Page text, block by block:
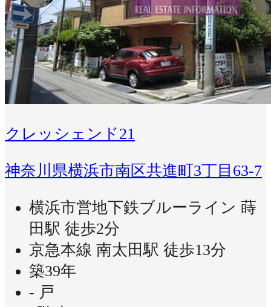
クレッシェンド21
神奈川県横浜市南区共進町3丁目63-7
横浜市営地下鉄ブルーライン 蒔
田駅 徒歩2分
京急本線 南太田駅 徒歩13分
築39年
- 戸